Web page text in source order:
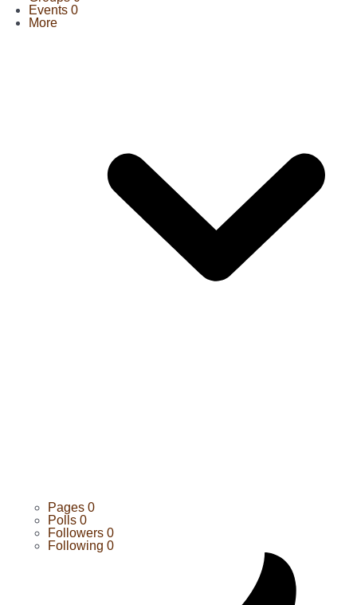
Events 0
More
Pages 0
Polls 0
Followers 0
Following 0